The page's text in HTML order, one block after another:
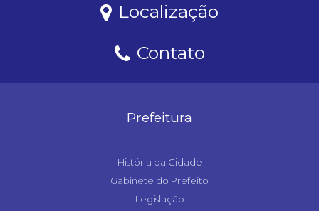
Localização
Contato
Prefeitura
História da Cidade
Gabinete do Prefeito
Legislação